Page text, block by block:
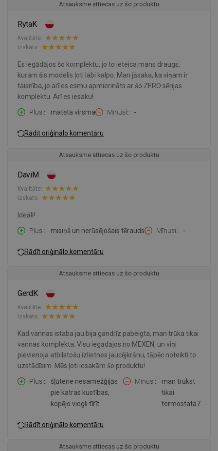
Atsauksme attiecas uz šo produktu
RytaK
Kvalitāte:
Izskats:
Es iegādājos šo komplektu, jo to ieteica mans draugs,
kuram šis modelis ļoti labi kalpo. Man jāsaka, ka viņam ir
taisnība, jo arī es esmu apmierināts ar šo ZERO sērijas
komplektu. Arī es iesaku!
Plusi:
matēta virsma Mīnusi: -
Rādīt oriģinālo komentāru
Atsauksme attiecas uz šo produktu
DaviM
Kvalitāte:
Izskats:
Ideāli!
Plusi:
misiņš un nerūsējošais tērauds Mīnusi: -
Rādīt oriģinālo komentāru
Atsauksme attiecas uz šo produktu
GerdK
Kvalitāte:
Izskats:
Kad vannas istaba jau bija gandrīz pabeigta, man trūka tikai
vannas komplekta. Visu iegādājos no MEXEN, un viņi
pievienoja atbilstošu izlietnes jaucējkrānu, tāpēc noteikti to
uzstādīsim. Mēs ļoti iesakām šo produktu!
Plusi:
šļūtene nesamežģījās
pie katras kustības,
kopējo viegli tīrīt
Mīnusi:
man trūkst
tikai
termostata7
Rādīt oriģinālo komentāru
Atsauksme attiecas uz šo produktu